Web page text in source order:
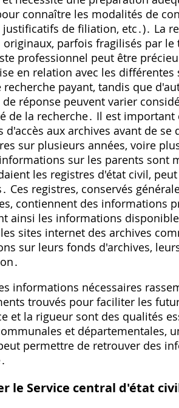
connaître les modalités de
de filiation, etc․)․ La
originaux, parfois fragilisés par
professionnel peut être
en relation avec les
recherche payant, tandis que
de réponse peuvent varier
de la recherche․ Il est
d'accès aux archives avant de
sur plusieurs années, voire
sur les parents sont
les registres d'état civil,
Ces registres, conservés
contiennent des informations
ainsi les informations
sites internet des archives
sur leurs fonds d'archives,
informations nécessaires
trouvés pour faciliter les
et la rigueur sont des qualités
et départementales,
permettre de retrouver des
le Service central d'état